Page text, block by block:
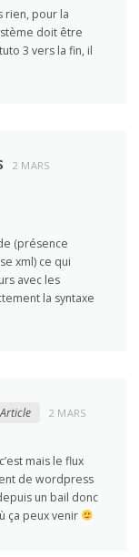
rien, pour la
doit être
3 vers la fin, il
2 MARS
(présence
xml) ce qui
avec les
la syntaxe
2 MARS
mais le flux
de wordpress
un bail donc
ça peux venir